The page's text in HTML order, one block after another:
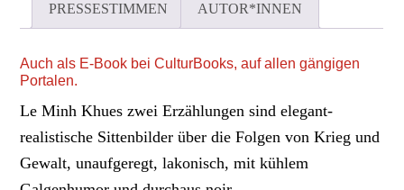
PRESSESTIMMEN AUTOR*INNEN
Auch als E-Book bei CulturBooks, auf allen gängigen
Portalen.
Le Minh Khues zwei Erzählungen sind elegant-
realistische Sittenbilder über die Folgen von Krieg und
Gewalt, unaufgeregt, lakonisch, mit kühlem